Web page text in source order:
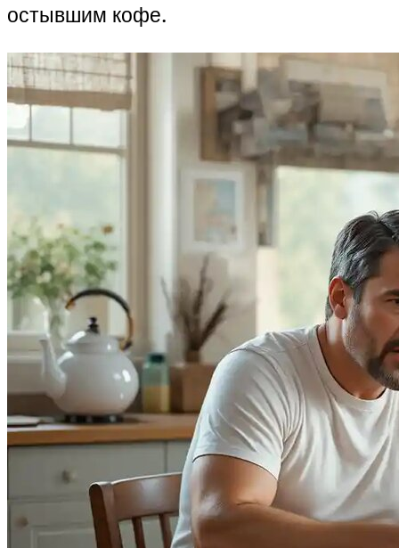
остывшим кофе.